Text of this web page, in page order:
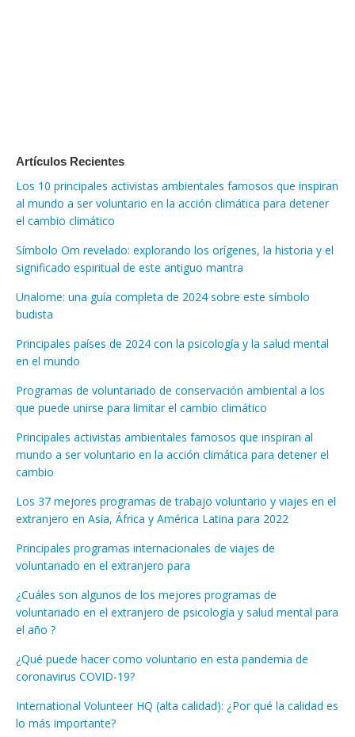
Artículos Recientes
Los 10 principales activistas ambientales famosos que inspiran
al mundo a ser voluntario en la acción climática para detener
el cambio climático
Símbolo Om revelado: explorando los orígenes, la historia y el
significado espiritual de este antiguo mantra
Unalome: una guía completa de 2024 sobre este símbolo
budista
Principales países de 2024 con la psicología y la salud mental
en el mundo
Programas de voluntariado de conservación ambiental a los
que puede unirse para limitar el cambio climático
Principales activistas ambientales famosos que inspiran al
mundo a ser voluntario en la acción climática para detener el
cambio
Los 37 mejores programas de trabajo voluntario y viajes en el
extranjero en Asia, África y América Latina para 2022
Principales programas internacionales de viajes de
voluntariado en el extranjero para
¿Cuáles son algunos de los mejores programas de
voluntariado en el extranjero de psicología y salud mental para
el año ?
¿Qué puede hacer como voluntario en esta pandemia de
coronavirus COVID-19?
International Volunteer HQ (alta calidad): ¿Por qué la calidad es
lo más importante?